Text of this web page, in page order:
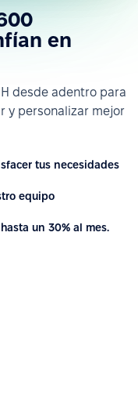
en
desde adentro para
y personalizar mejor
tus necesidades
equipo
un 30% al mes.